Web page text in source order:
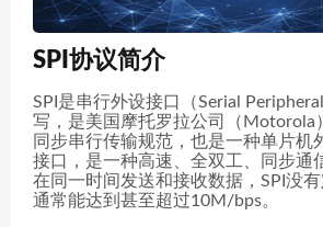
SPI协议简介
SPI是串行外设接口（Serial
写，是美国摩托罗拉公司（Motorola
同步串行传输规范，也是一种单片机
接口，是一种高速、全双工、同步通
在同一时间发送和接收数据，SPI没有
通常能达到甚至超过10M/bps。